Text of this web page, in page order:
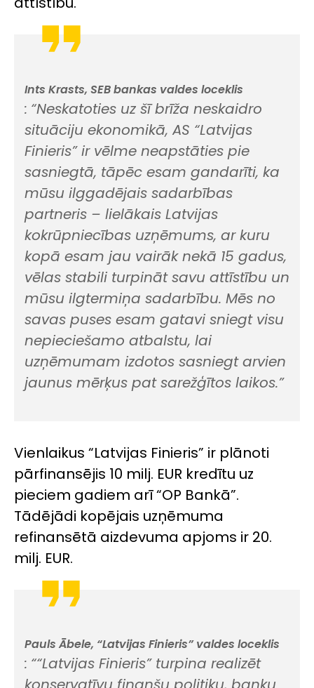
Ints Krasts, SEB bankas valdes loceklis
: “Neskatoties uz šī brīža neskaidro
situāciju ekonomikā, AS “Latvijas
Finieris” ir vēlme neapstāties pie
sasniegtā, tāpēc esam gandarīti, ka
mūsu ilggadējais sadarbības
partneris – lielākais Latvijas
kokrūpniecības uzņēmums, ar kuru
kopā esam jau vairāk nekā 15 gadus,
vēlas stabili turpināt savu attīstību un
mūsu ilgtermiņa sadarbību. Mēs no
savas puses esam gatavi sniegt visu
nepieciešamo atbalstu, lai
uzņēmumam izdotos sasniegt arvien
jaunus mērķus pat sarežģītos laikos.”
Vienlaikus “Latvijas Finieris” ir plānoti
pārfinansējis 10 milj. EUR kredītu uz
pieciem gadiem arī “OP Bankā”.
Tādējādi kopējais uzņēmuma
refinansētā aizdevuma apjoms ir 20.
milj. EUR.
Pauls Ābele, “Latvijas Finieris” valdes loceklis
: ““Latvijas Finieris” turpina realizēt